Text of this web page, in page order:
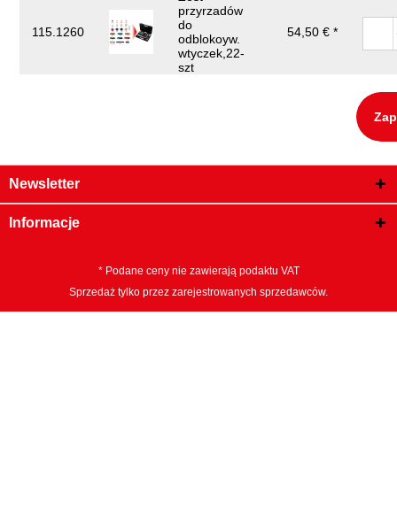
115.1260
przyrzadów
do
odblokoyw.
wtyczek,22-
szt
54,50 € *
Newsletter
Informacje
* Podane ceny nie zawierają podaktu VAT
Sprzedaż tylko przez zarejestrowanych sprzedawców.